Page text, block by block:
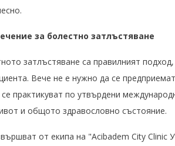
за болестно затлъстяване
затлъстяване са правилният
Вече не е нужно да се
практикуват по утвърдени
и общото здравословно състояние.
от екипа на "Acibadem City